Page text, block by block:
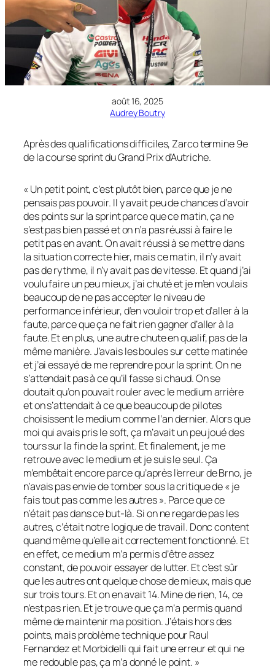
août 16, 2025
Audrey Boutry
Après des qualifications difficiles, Zarco termine 9e
de la course sprint du Grand Prix d’Autriche.
« Un petit point, c’est plutôt bien, parce que je ne
pensais pas pouvoir. Il y avait peu de chances d’avoir
des points sur la sprint parce que ce matin, ça ne
s’est pas bien passé et on n’a pas réussi à faire le
petit pas en avant. On avait réussi à se mettre dans
la situation correcte hier, mais ce matin, il n’y avait
pas de rythme, il n’y avait pas de vitesse. Et quand j’ai
voulu faire un peu mieux, j’ai chuté et je m’en voulais
beaucoup de ne pas accepter le niveau de
performance inférieur, d’en vouloir trop et d’aller à la
faute, parce que ça ne fait rien gagner d’aller à la
faute. Et en plus, une autre chute en qualif, pas de la
même manière. J’avais les boules sur cette matinée
et j’ai essayé de me reprendre pour la sprint. On ne
s’attendait pas à ce qu’il fasse si chaud. On se
doutait qu’on pouvait rouler avec le medium arrière
et on s’attendait à ce que beaucoup de pilotes
choisissent le medium comme l’an dernier. Alors que
moi qui avais pris le soft, ça m’avait un peu joué des
tours sur la fin de la sprint. Et finalement, je me
retrouve avec le medium et je suis le seul. Ça
m’embêtait encore parce qu’après l’erreur de Brno, je
n’avais pas envie de tomber sous la critique de « je
fais tout pas comme les autres ». Parce que ce
n’était pas dans ce but-là. Si on ne regarde pas les
autres, c’était notre logique de travail. Donc content
quand même qu’elle ait correctement fonctionné. Et
en effet, ce medium m’a permis d’être assez
constant, de pouvoir essayer de lutter. Et c’est sûr
que les autres ont quelque chose de mieux, mais que
sur trois tours. Et on en avait 14. Mine de rien, 14, ce
n’est pas rien. Et je trouve que ça m’a permis quand
même de maintenir ma position. J’étais hors des
points, mais problème technique pour Raul
Fernandez et Morbidelli qui fait une erreur et qui ne
me redouble pas, ça m’a donné le point. »